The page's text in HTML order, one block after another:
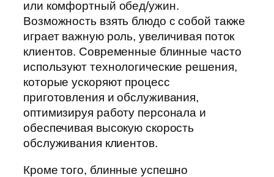
или комфортный обед/ужин.
Возможность взять блюдо с собой также
играет важную роль, увеличивая поток
клиентов. Современные блинные часто
используют технологические решения,
которые ускоряют процесс
приготовления и обслуживания,
оптимизируя работу персонала и
обеспечивая высокую скорость
обслуживания клиентов.
Кроме того, блинные успешно